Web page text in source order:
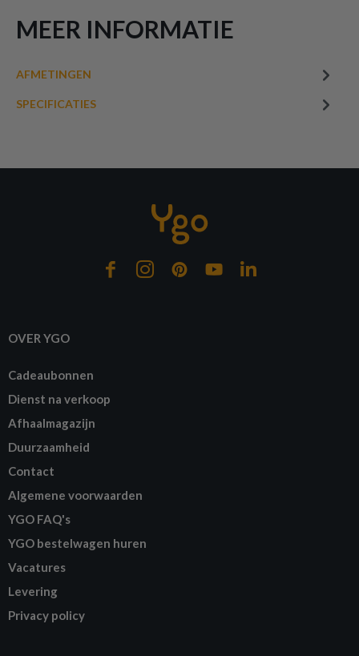
MEER INFORMATIE
AFMETINGEN
SPECIFICATIES
OVER YGO
Cadeaubonnen
Dienst na verkoop
Afhaalmagazijn
Duurzaamheid
Contact
Algemene voorwaarden
YGO FAQ's
YGO bestelwagen huren
Vacatures
Levering
Privacy policy